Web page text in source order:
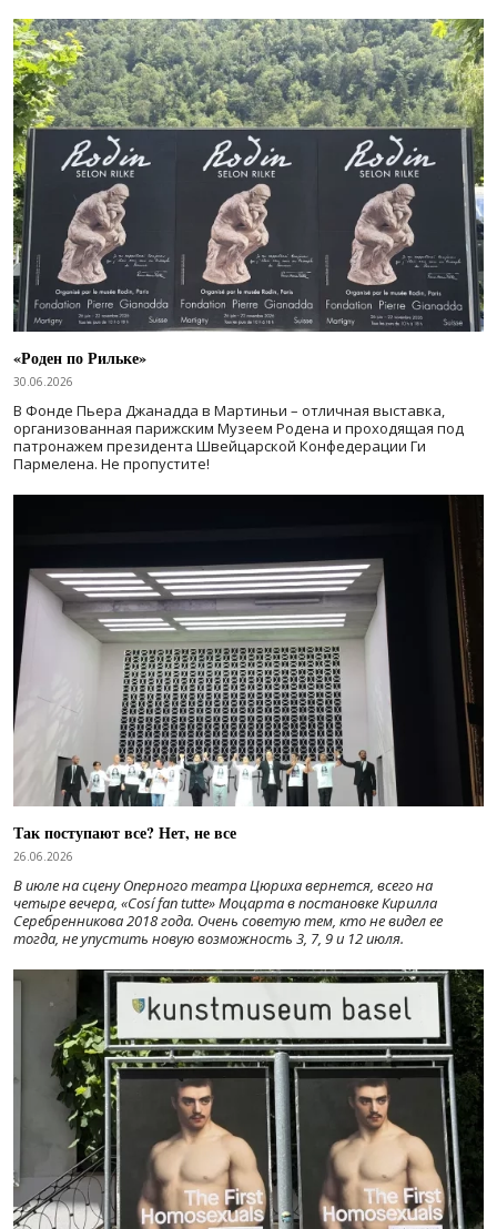
«Роден по Рильке»
30.06.2026
В Фонде Пьера Джанадда в Мартиньи – отличная выставка,
организованная парижским Музеем Родена и проходящая под
патронажем президента Швейцарской Конфедерации Ги
Пармелена. Не пропустите!
Так поступают все? Нет, не все
26.06.2026
В июле на сцену Оперного театра Цюриха вернется, всего на
четыре вечера, «Cosí fan tutte» Моцарта в постановке Кирилла
Серебренникова 2018 года. Очень советую тем, кто не видел ее
тогда, не упустить новую возможность 3, 7, 9 и 12 июля.